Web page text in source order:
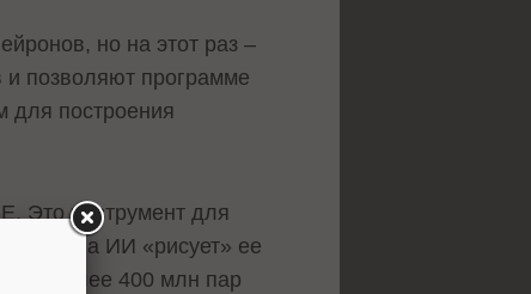
но на этот раз –
и позволяют программе
для построения
Это инструмент для
а ИИ «рисует» ее
более 400 млн пар